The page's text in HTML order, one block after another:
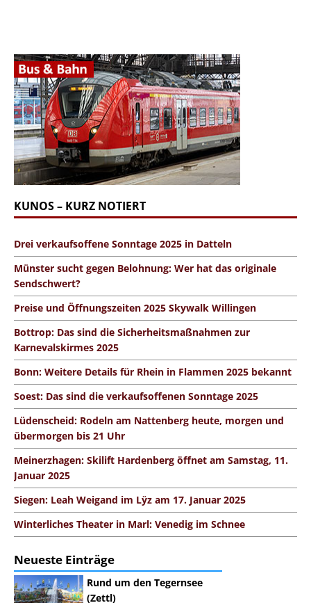
KUNOS – KURZ NOTIERT
Drei verkaufsoffene Sonntage 2025 in Datteln
Münster sucht gegen Belohnung: Wer hat das originale
Sendschwert?
Preise und Öffnungszeiten 2025 Skywalk Willingen
Bottrop: Das sind die Sicherheitsmaßnahmen zur
Karnevalskirmes 2025
Bonn: Weitere Details für Rhein in Flammen 2025 bekannt
Soest: Das sind die verkaufsoffenen Sonntage 2025
Lüdenscheid: Rodeln am Nattenberg heute, morgen und
übermorgen bis 21 Uhr
Meinerzhagen: Skilift Hardenberg öffnet am Samstag, 11.
Januar 2025
Siegen: Leah Weigand im Lÿz am 17. Januar 2025
Winterliches Theater in Marl: Venedig im Schnee
Neueste Einträge
Rund um den Tegernsee
(Zettl)